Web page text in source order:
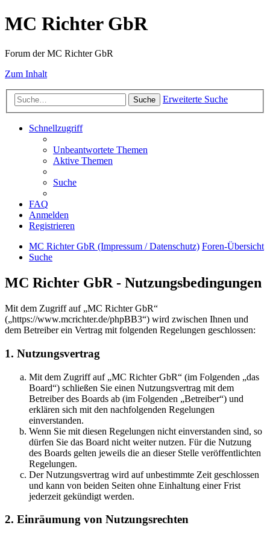
MC Richter GbR
Forum der MC Richter GbR
Zum Inhalt
Suche Erweiterte Suche
Schnellzugriff
Unbeantwortete Themen
Aktive Themen
Suche
FAQ
Anmelden
Registrieren
MC Richter GbR (Impressum / Datenschutz) Foren-Übersicht
Suche
MC Richter GbR - Nutzungsbedingungen
Mit dem Zugriff auf „MC Richter GbR“
(„https://www.mcrichter.de/phpBB3“) wird zwischen Ihnen und
dem Betreiber ein Vertrag mit folgenden Regelungen geschlossen:
1. Nutzungsvertrag
Mit dem Zugriff auf „MC Richter GbR“ (im Folgenden „das
Board“) schließen Sie einen Nutzungsvertrag mit dem
Betreiber des Boards ab (im Folgenden „Betreiber“) und
erklären sich mit den nachfolgenden Regelungen
einverstanden.
Wenn Sie mit diesen Regelungen nicht einverstanden sind, so
dürfen Sie das Board nicht weiter nutzen. Für die Nutzung
des Boards gelten jeweils die an dieser Stelle veröffentlichten
Regelungen.
Der Nutzungsvertrag wird auf unbestimmte Zeit geschlossen
und kann von beiden Seiten ohne Einhaltung einer Frist
jederzeit gekündigt werden.
2. Einräumung von Nutzungsrechten